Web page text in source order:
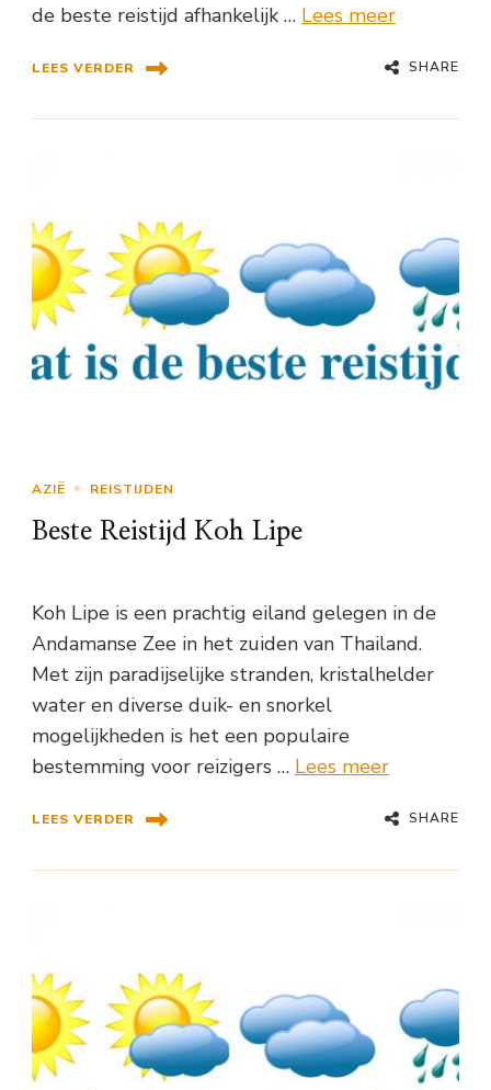
de beste reistijd afhankelijk … Lees meer
LEES VERDER SHARE
AZIË REISTIJDEN
Beste Reistijd Koh Lipe
Koh Lipe is een prachtig eiland gelegen in de
Andamanse Zee in het zuiden van Thailand.
Met zijn paradijselijke stranden, kristalhelder
water en diverse duik- en snorkel
mogelijkheden is het een populaire
bestemming voor reizigers … Lees meer
LEES VERDER SHARE